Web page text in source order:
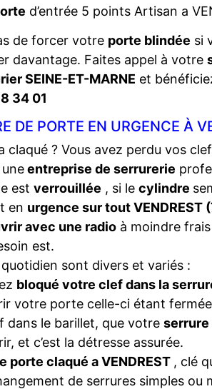
d’entrée 5 points Artisan a
de forcer votre porte blindée si
davantage. Faites appel à votre
SEINE-ET-MARNE et
34 01
DE PORTE EN URGENCE À
claqué ? Vous avez perdu vos
entreprise de serrurerie
est verrouillée , si le cylindre
en urgence sur tout VENDREST
avec une radio à moindre
est.
quotidien sont divers et variés :
bloqué votre clef dans la
votre porte celle-ci étant fermée
dans le barillet, que votre
et c’est la détresse assurée.
porte claqué a VENDREST , clé
de serrures simples ou